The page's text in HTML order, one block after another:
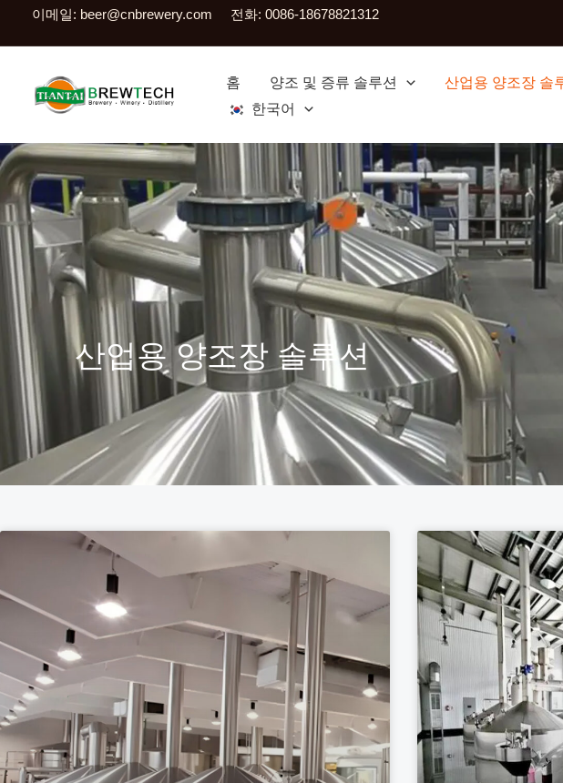
텐
너
뛰
기
이메일: beer@cnbrewery.com 전화: 0086-18678821312
홈 양조 및 증류 솔루션 산업용 양조장 솔
한국어
산업용 양조장 솔루션